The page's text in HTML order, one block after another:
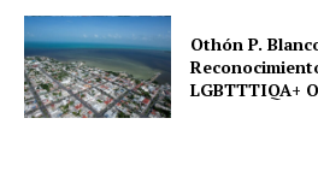
Othón P.
LGBTTTIQA+